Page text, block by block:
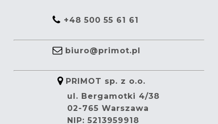
+48 500 55 61 61
biuro@primot.pl
PRIMOT sp. z o.o.
ul. Bergamotki 4/38
02-765 Warszawa
NIP: 5213959918